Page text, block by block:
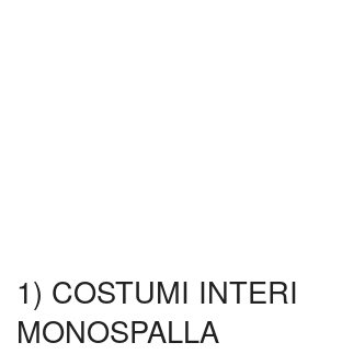
1) COSTUMI INTERI
MONOSPALLA